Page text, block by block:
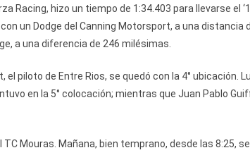
Racing, hizo un tiempo de 1:34.403 para llevarse el
un Dodge del Canning Motorsport, a una distancia
a una diferencia de 246 milésimas.
el piloto de Entre Rios, se quedó con la 4° ubicación.
en la 5° colocación; mientras que Juan Pablo
Mouras. Mañana, bien temprano, desde las 8:25,